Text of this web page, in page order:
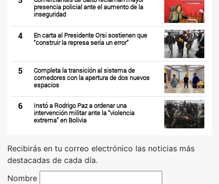
presencia policial ante el aumento de la
inseguridad
4
En carta al Presidente Orsi sostienen que
“construir la represa sería un error”
5
Completa la transición al sistema de
comedores con la apertura de dos nuevos
espacios
6
Instó a Rodrigo Paz a ordenar una
intervención militar ante la “violencia
extrema” en Bolivia
Recibirás en tu correo electrónico las noticias más
destacadas de cada día.
Nombre